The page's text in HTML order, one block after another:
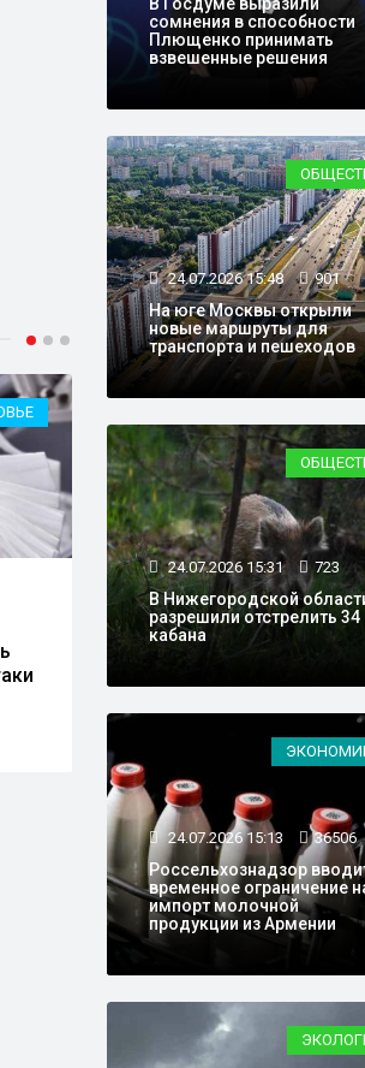
23.07.2026 13:21 23878
"Настало время
SHAMAN сжёг свои
сомнения в способности
Плющенко принимать
взвешенные решения
24.07.2026 15:48 901
На юге Москвы открыли
новые маршруты для
транспорта и пешеходов
24.07.2026 15:31 723
В Нижегородской
разрешили отстрелить 34
кабана
24.07.2026 15:13 36506
Россельхознадзор
временное ограничение
импорт молочной
продукции из Армении